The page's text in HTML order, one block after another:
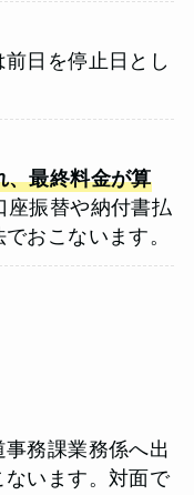
日を停止日とし
、最終料金が算
座振替や納付書払
おこないます。
務課業務係へ出
います。対面で